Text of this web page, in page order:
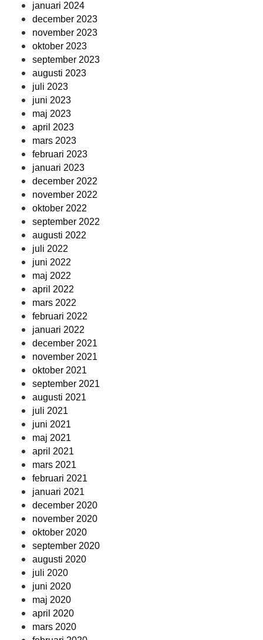
januari 2024
december 2023
november 2023
oktober 2023
september 2023
augusti 2023
juli 2023
juni 2023
maj 2023
april 2023
mars 2023
februari 2023
januari 2023
december 2022
november 2022
oktober 2022
september 2022
augusti 2022
juli 2022
juni 2022
maj 2022
april 2022
mars 2022
februari 2022
januari 2022
december 2021
november 2021
oktober 2021
september 2021
augusti 2021
juli 2021
juni 2021
maj 2021
april 2021
mars 2021
februari 2021
januari 2021
december 2020
november 2020
oktober 2020
september 2020
augusti 2020
juli 2020
juni 2020
maj 2020
april 2020
mars 2020